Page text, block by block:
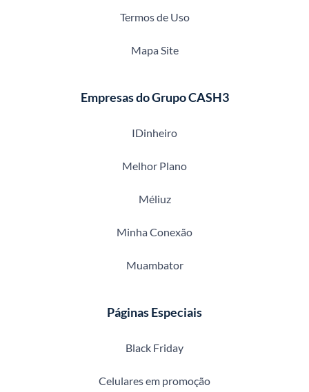
Termos de Uso
Mapa Site
Empresas do Grupo CASH3
IDinheiro
Melhor Plano
Méliuz
Minha Conexão
Muambator
Páginas Especiais
Black Friday
Celulares em promoção